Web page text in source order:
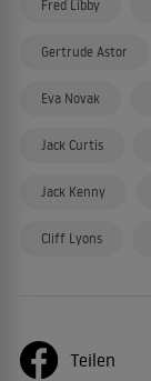
Fred Libby
Gertrude Astor
Eva Novak
Jack Curtis
Jack Kenny
Cliff Lyons
Teilen